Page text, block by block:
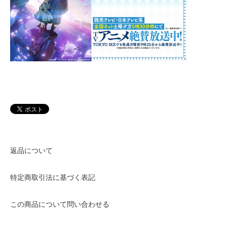
返品について
特定商取引法に基づく表記
この商品について問い合わせる